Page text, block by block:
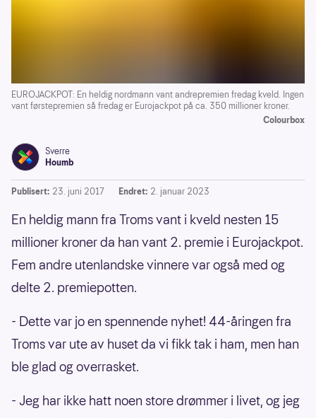
EUROJACKPOT: En heldig nordmann vant andrepremien fredag kveld. Ingen
vant førstepremien så fredag er Eurojackpot på ca. 350 millioner kroner.
Colourbox
Sverre
Houmb
Publisert: 23. juni 2017 Endret: 2. januar 2023
En heldig mann fra Troms vant i kveld nesten 15
millioner kroner da han vant 2. premie i Eurojackpot.
Fem andre utenlandske vinnere var også med og
delte 2. premiepotten.
- Dette var jo en spennende nyhet! 44-åringen fra
Troms var ute av huset da vi fikk tak i ham, men han
ble glad og overrasket.
- Jeg har ikke hatt noen store drømmer i livet, og jeg